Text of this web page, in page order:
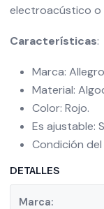
electroacústico o
Características:
Marca:
Material:
Color: Rojo.
Es ajustable:
Condición
DETALLES
Marca: